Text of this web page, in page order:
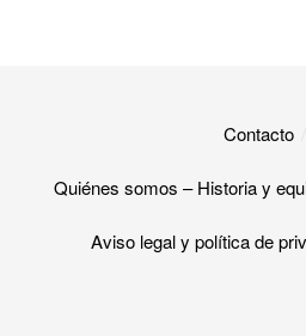
Contacto
Quiénes somos – Historia y
Aviso legal y política de